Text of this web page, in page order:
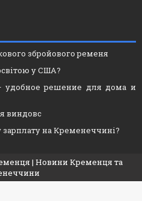
збройового ременя
у США?
удобное решение для дома и
виндовс
на Кременеччині?
| Новини Кременця та